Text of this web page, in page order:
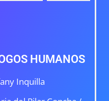
HUMANOS
Inquilla